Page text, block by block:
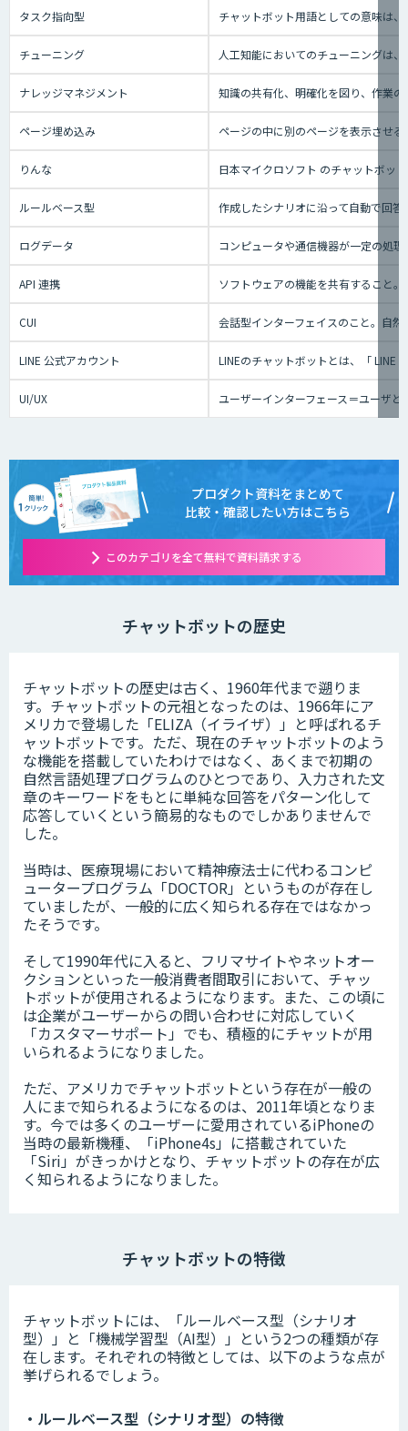
タスク指向型 チャットボット用語としての意味は
チューニング 人工知能においてのチューニングは
ナレッジマネジメント 知識の共有化、明確化を図り、作業
ページ埋め込み ページの中に別のページを表示させ
りんな 日本マイクロソフト のチャットボッ
ルールベース型 作成したシナリオに沿って自動で回
ログデータ コンピュータや通信機器が一定の処
API 連携 ソフトウェアの機能を共有すること
CUI 会話型インターフェイスのこと。自
LINE 公式アカウント LINEのチャットボットとは、「 LINE
UI/UX ユーザーインターフェース＝ユーザ
プロダクト資料をまとめて
比較・確認したい方はこちら
このカテゴリを全て無料で資料請求する
チャットボットの歴史
チャットボットの歴史は古く、1960年代まで遡りま
す。チャットボットの元祖となったのは、1966年にア
メリカで登場した「ELIZA（イライザ）」と呼ばれるチ
ャットボットです。ただ、現在のチャットボットのよう
な機能を搭載していたわけではなく、あくまで初期の
自然言語処理プログラムのひとつであり、入力された文
章のキーワードをもとに単純な回答をパターン化して
応答していくという簡易的なものでしかありませんで
した。
当時は、医療現場において精神療法士に代わるコンピ
ュータープログラム「DOCTOR」というものが存在し
ていましたが、一般的に広く知られる存在ではなかっ
たそうです。
そして1990年代に入ると、フリマサイトやネットオー
クションといった一般消費者間取引において、チャッ
トボットが使用されるようになります。また、この頃に
は企業がユーザーからの問い合わせに対応していく
「カスタマーサポート」でも、積極的にチャットが用
いられるようになりました。
ただ、アメリカでチャットボットという存在が一般の
人にまで知られるようになるのは、2011年頃となりま
す。今では多くのユーザーに愛用されているiPhoneの
当時の最新機種、「iPhone4s」に搭載されていた
「Siri」がきっかけとなり、チャットボットの存在が広
く知られるようになりました。
チャットボットの特徴
チャットボットには、「ルールベース型（シナリオ
型）」と「機械学習型（AI型）」という2つの種類が存
在します。それぞれの特徴としては、以下のような点が
挙げられるでしょう。
・ルールベース型（シナリオ型）の特徴